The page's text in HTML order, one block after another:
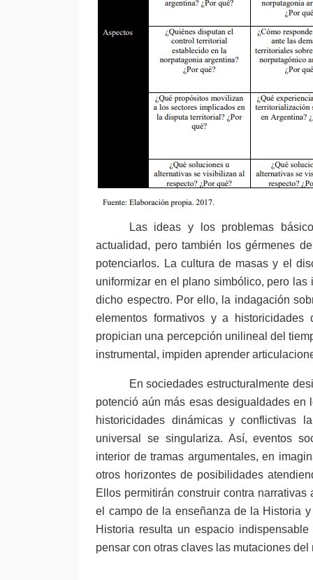
Las ideas y los problemas
actualidad, pero también los gérmenes
potenciarlos. La cultura de masas y el
uniformizar en el plano simbólico, pero
dicho espectro. Por ello, la indagación
elementos formativos y a
propician una percepción unilineal del
instrumental, impiden aprender
En sociedades estructuralmente
potenció aún más esas desigualdades en
historicidades dinámicas y conflictivas
universal se singulariza. Así, eventos
interior de tramas argumentales, en
otros horizontes de posibilidades
Ellos permitirán construir contra
el campo de la enseñanza de la Historia
Historia resulta un espacio
pensar con otras claves las mutaciones